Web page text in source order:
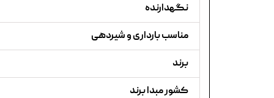
نگهدارنده
مناسب بارداری و شیردهی
برند
کشور مبدا برند